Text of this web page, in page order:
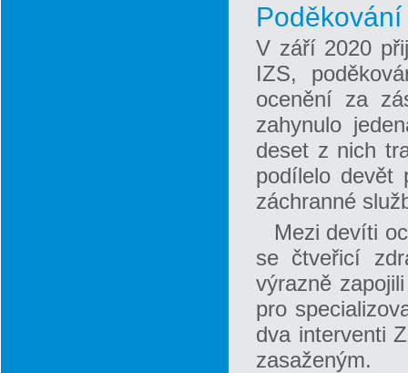
V září 2020
IZS,
ocenění za
zahynulo
deset z nich
podílelo devět
záchranné
Mezi devíti
se čtveřicí
výrazně
pro
dva interventi
zasaženým.